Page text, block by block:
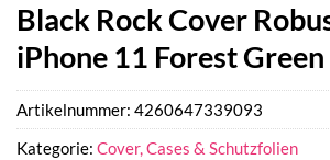
Black Rock Cover
iPhone 11 Forest Green
Artikelnummer: 4260647339093
Kategorie: Cover, Cases & Schutzfolien